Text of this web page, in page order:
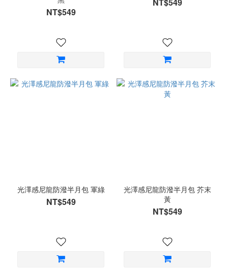
NT$549
光澤感尼龍防潑半月包 軍綠
NT$549
光澤感尼龍防潑半月包 芥末
黃
NT$549